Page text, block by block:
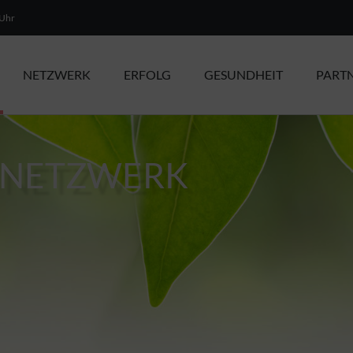
NETZWERK ERFOLG GESUNDHEIT